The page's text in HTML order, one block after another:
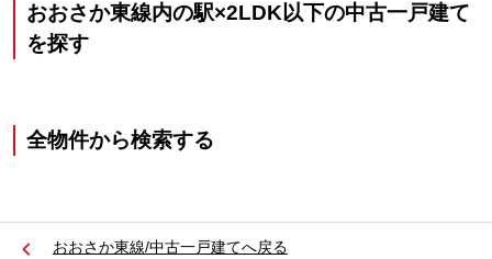
おおさか東線内の駅×2LDK以下の中古一戸建て
を探す
全物件から検索する
おおさか東線/中古一戸建てへ戻る